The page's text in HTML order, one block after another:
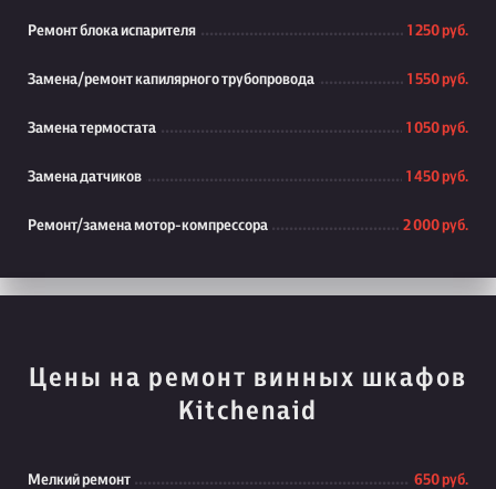
Ремонт блока испарителя 1 250 руб.
Замена/ремонт капилярного трубопровода 1 550 руб.
Замена термостата 1 050 руб.
Замена датчиков 1 450 руб.
Ремонт/замена мотор-компрессора 2 000 руб.
Цены на ремонт винных шкафов
Kitchenaid
Мелкий ремонт 650 руб.